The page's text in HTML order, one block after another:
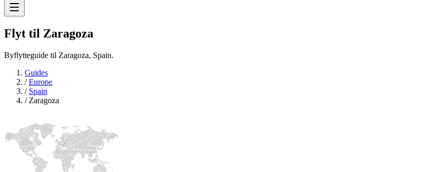
Flyt til Zaragoza
Byflytteguide til Zaragoza, Spain.
Guides
/Europe
/ Spain
/ Zaragoza